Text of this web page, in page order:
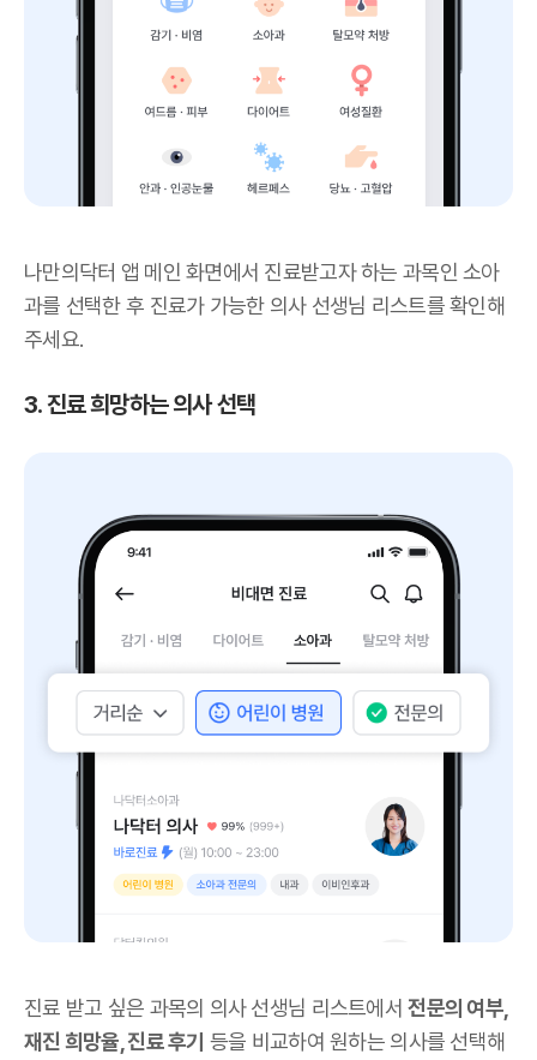
나만의닥터 앱 메인 화면에서 진료받고자 하는 과목인 소아
과를 선택한 후 진료가 가능한 의사 선생님 리스트를 확인해
주세요.
3. 진료 희망하는 의사 선택
진료 받고 싶은 과목의 의사 선생님 리스트에서전문의 여부,
재진 희망율, 진료 후기 등을 비교하여 원하는 의사를 선택해